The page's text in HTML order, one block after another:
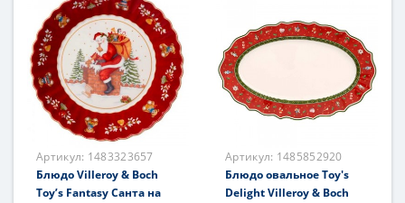
Артикул: 1483323657
Блюдо Villeroy & Boch
Toy’s Fantasy Санта на
Артикул: 1485852920
Блюдо овальное Toy's
Delight Villeroy & Boch